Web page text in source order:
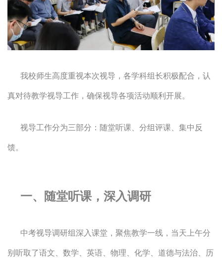
我校师生高度重视本次视导，各学科组长积极配合，认
真对待教学视导工作，确保视导各项活动顺利开展。
视导工作分为三部分：随堂听课、分组评课、集中反
馈。
一、随堂听课，深入调研
中考视导调研组深入课堂，聚焦教学一线，当天上午分
别听取了语文、数学、英语、物理、化学、道德与法治、历